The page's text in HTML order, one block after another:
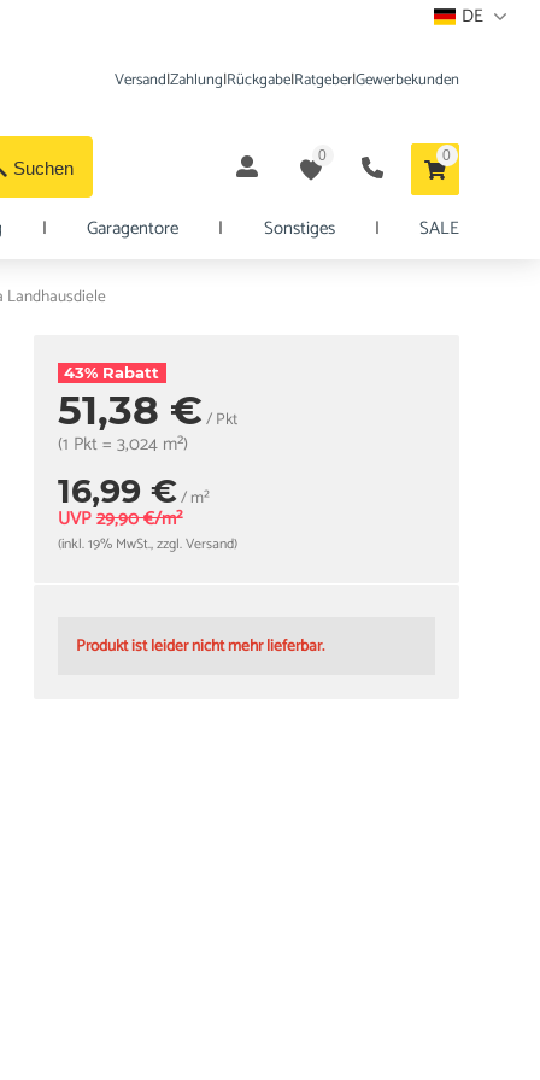
DE
Suchen
Versand|Zahlung|Rückgabe|Ratgeber|Gewerbekunden
0 0
| Garagentore | Sonstiges | SALE
Landhausdiele
43% Rabatt
51,38 €/ Pkt
(1 Pkt = 3,024 m²)
16,99 €/ m²
UVP 29,90 €/m²
(inkl. 19% MwSt., zzgl. Versand)
Produkt ist leider nicht mehr lieferbar.